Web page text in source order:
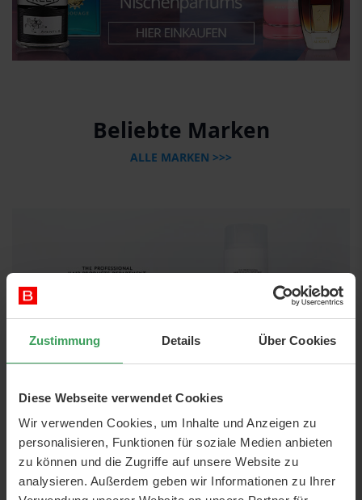
Zustimmung Details Über Cookies
Diese Webseite verwendet Cookies
Wir verwenden Cookies, um Inhalte und Anzeigen zu
personalisieren, Funktionen für soziale Medien anbieten
zu können und die Zugriffe auf unsere Website zu
analysieren. Außerdem geben wir Informationen zu Ihrer
Beliebte Marken
ALLE MARKEN >>>